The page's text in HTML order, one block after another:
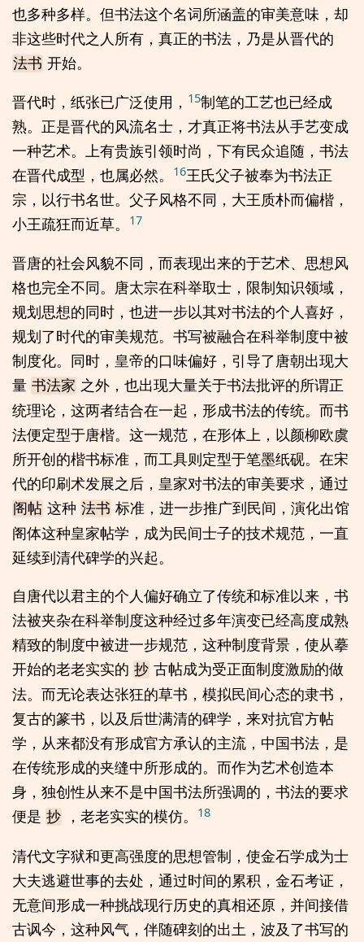
也多种多样。但书法这个名词所涵盖的审美意味，却
非这些时代之人所有，真正的书法，乃是从晋代的
法书 开始。
晋代时，纸张已广泛使用， 15制笔的工艺也已经成
熟。正是晋代的风流名士，才真正将书法从手艺变成
一种艺术。上有贵族引领时尚，下有民众追随，书法
在晋代成型，也属必然。
16王氏父子被奉为书法正
宗，以行书名世。父子风格不同，大王质朴而偏楷，
小王疏狂而近草。
17
晋唐的社会风貌不同，而表现出来的于艺术、思想风
格也完全不同。唐太宗在科举取士，限制知识领域，
规划思想的同时，也进一步以其对书法的个人喜好，
规划了时代的审美规范。书写被融合在科举制度中被
制度化。同时，皇帝的口味偏好，引导了唐朝出现大
量 书法家 之外，也出现大量关于书法批评的所谓正
统理论，这两者结合在一起，形成书法的传统。而书
法便定型于唐楷。这一规范，在形体上，以颜柳欧虞
所开创的楷书标准，而工具则定型于笔墨纸砚。在宋
代的印刷术发展之后，皇家对书法的审美要求，通过
阁帖 这种 法书 标准，进一步推广到民间，演化出馆
阁体这种皇家帖学，成为民间士子的技术规范，一直
延续到清代碑学的兴起。
自唐代以君主的个人偏好确立了传统和标准以来，书
法被夹杂在科举制度这种经过多年演变已经高度成熟
精致的制度中被进一步规范，这种制度背景，使从摹
开始的老老实实的 抄 古帖成为受正面制度激励的做
法。而无论表达张狂的草书，模拟民间心态的隶书，
复古的篆书，以及后世满清的碑学，来对抗官方帖
学，从来都没有形成官方承认的主流，中国书法，是
在传统形成的夹缝中所形成的。而作为艺术创造本
身，独创性从来不是中国书法所强调的，书法的要求
便是 抄 ，老老实实的模仿。 18
清代文字狱和更高强度的思想管制，使金石学成为士
大夫逃避世事的去处，通过时间的累积，金石考证，
无意间形成一种挑战现行历史的真相还原，并间接借
古讽今，这种风气，伴随碑刻的出土，波及了书写的